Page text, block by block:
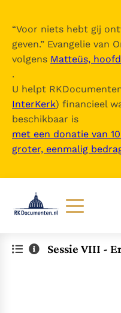
“Voor niets hebt gij
geven.” Evangelie van
volgens Matteüs,
.
U helpt
InterKerk) financieel
beschikbaar is
met een donatie van
groter, eenmalig
DocumentenSessie VIII -